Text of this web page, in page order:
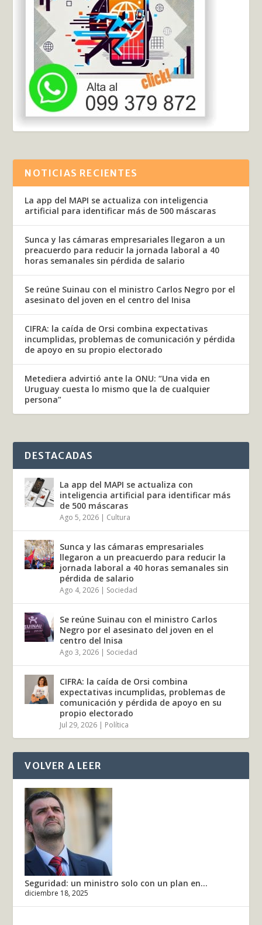
NOTICIAS RECIENTES
La app del MAPI se actualiza con inteligencia
artificial para identificar más de 500 máscaras
Sunca y las cámaras empresariales llegaron a un
preacuerdo para reducir la jornada laboral a 40
horas semanales sin pérdida de salario
Se reúne Suinau con el ministro Carlos Negro por el
asesinato del joven en el centro del Inisa
CIFRA: la caída de Orsi combina expectativas
incumplidas, problemas de comunicación y pérdida
de apoyo en su propio electorado
Metediera advirtió ante la ONU: “Una vida en
Uruguay cuesta lo mismo que la de cualquier
persona”
DESTACADAS
La app del MAPI se actualiza con
inteligencia artificial para identificar más
de 500 máscaras
Ago 5, 2026 | Cultura
Sunca y las cámaras empresariales
llegaron a un preacuerdo para reducir la
jornada laboral a 40 horas semanales sin
pérdida de salario
Ago 4, 2026 | Sociedad
Se reúne Suinau con el ministro Carlos
Negro por el asesinato del joven en el
centro del Inisa
Ago 3, 2026 | Sociedad
CIFRA: la caída de Orsi combina
expectativas incumplidas, problemas de
comunicación y pérdida de apoyo en su
propio electorado
Jul 29, 2026 | Política
VOLVER A LEER
Seguridad: un ministro solo con un plan en...
diciembre 18, 2025